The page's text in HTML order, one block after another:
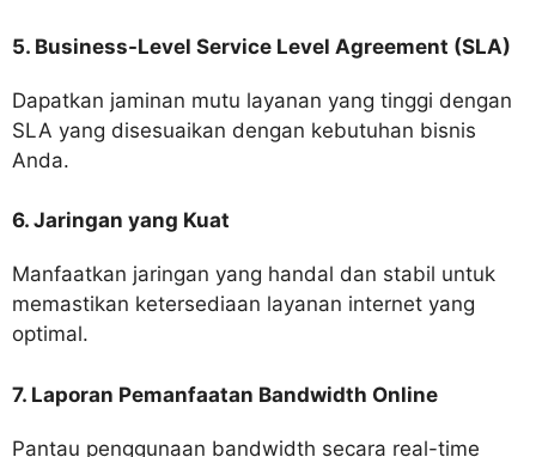
5. Business-Level Service Level Agreement (SLA)
Dapatkan jaminan mutu layanan yang tinggi dengan
SLA yang disesuaikan dengan kebutuhan bisnis
Anda.
6. Jaringan yang Kuat
Manfaatkan jaringan yang handal dan stabil untuk
memastikan ketersediaan layanan internet yang
optimal.
7. Laporan Pemanfaatan Bandwidth Online
Pantau penggunaan bandwidth secara real-time